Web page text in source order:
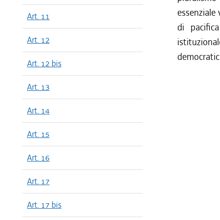
Art. 11
Art. 12
Art. 12 bis
Art. 13
Art. 14
Art. 15
Art. 16
Art. 17
Art. 17 bis
dal 10/
dal 18/
dal 01/
dal 10/
dal 13/
di